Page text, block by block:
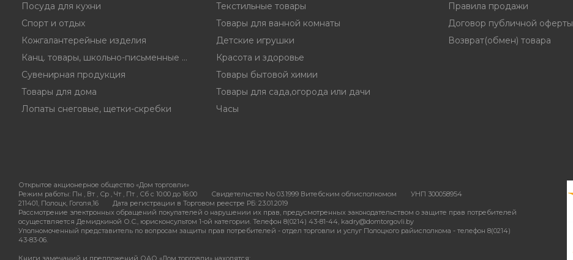
Посуда для кухни
Текстильные товары
Спорт и отдых
Товары для ванной комнаты
Кожгалантерейные изделия
Детские игрушки
Канц. товары, школьно-письменные принадл.
Красота и здоровье
Сувенирная продукция
Товары бытовой химии
Товары для дома
Товары для сада,огорода или дачи
Лопаты снеговые, щетки-скребки
Часы
Правила продажи
Договор публичной оферты
Возврат(обмен) товара
Открытое акционерное общество «Дом торговли»
Режим работы: Пн , Вт , Ср , Чт , Пт , Сб c 10:00 до 16:00 Свидетельство No 03.1999 Витебским облисполкомом
УНП 300058954
211401, Полоцк, Гоголя,16
Дата регистрации в Торговом реестре РБ: 23.01.2019
Рассмотрение электронных обращений покупателей о нарушении их прав, предусмотренных законодательством о защите прав потребителей
осуществляется Демидкиной О.С., юрисконсультом 1-ой категории. Телефон 8(0214) 43-81-44, kadry@domtorgovli.by
Уполномоченный представитель по вопросам защиты прав потребителей - отдел торговли и услуг Полоцкого райисполкома - телефон 8(0214)
43-83-06.
Книги замечаний и предложений ОАО «Дом торговли» находятся: